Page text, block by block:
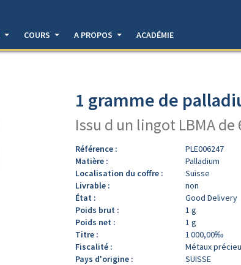
COURS A PROPOS ACADÉMIE
1 gramme de
Issu d un lingot LBMA de
Référence :
PLE006247
Matière :
Palladium
Localisation du coffre :
Suisse
Livrable :
non
État :
Good Delivery
Poids brut :
1 g
Poids net :
1 g
Titre :
1 000,00‰
Fiscalité :
Métaux
Pays d'origine :
SUISSE